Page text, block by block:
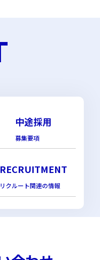
中途採用
募集要項
RECRUITMENT
リクルート関連の情報